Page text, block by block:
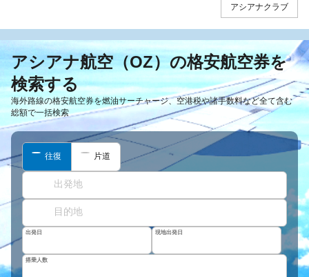
アシアナクラブ
アシアナ航空（OZ）の格安航空券を
検索する
海外路線の格安航空券を燃油サーチャージ、空港税や諸手数料など全て含む
総額で一括検索
往復 片道
出発日 現地出発日
搭乗人数